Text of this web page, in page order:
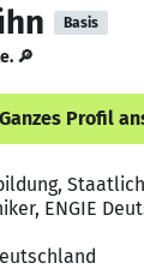
Basis
🔎
Ganzes Profil
ENGIE